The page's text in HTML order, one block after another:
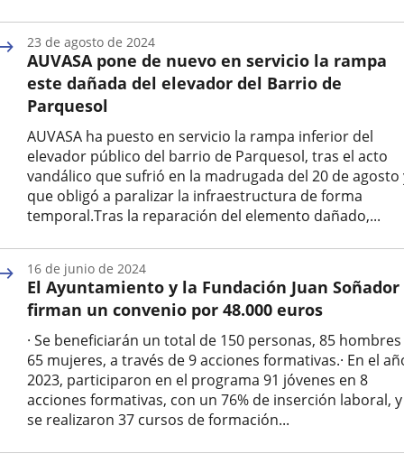
la
noticia
AUVASA pone de nuevo en servicio la rampa
este dañada del elevador del Barrio de
Parquesol
AUVASA ha puesto en servicio la rampa inferior del
elevador público del barrio de Parquesol, tras el acto
vandálico que sufrió en la madrugada del 20 de agosto
que obligó a paralizar la infraestructura de forma
temporal.Tras la reparación del elemento dañado,...
la
noticia
23 de agosto de 2024
El Ayuntamiento y la Fundación Juan Soñador
firman un convenio por 48.000 euros
· Se beneficiarán un total de 150 personas, 85 hombres
65 mujeres, a través de 9 acciones formativas.· En el
2023, participaron en el programa 91 jóvenes en 8
acciones formativas, con un 76% de inserción laboral, y
se realizaron 37 cursos de formación...
16 de junio de 2024